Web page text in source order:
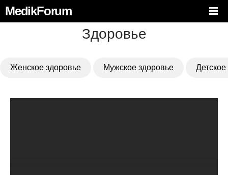
MedikForum
Здоровье
Женское здоровье Мужское здоровье